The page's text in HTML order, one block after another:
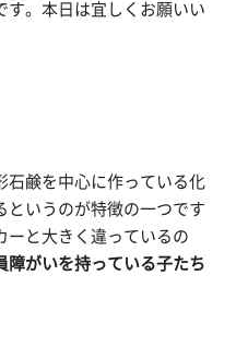
す。本日は宜しくお願いい
石鹸を中心に作っている化
というのが特徴の一つです
ーと大きく違っているの
障がいを持っている子たち